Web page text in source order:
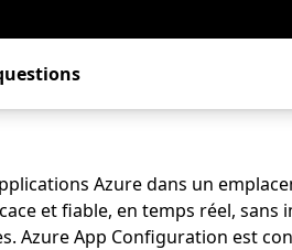
Azure dans un
et fiable, en temps réel, sans
Azure App Configuration est